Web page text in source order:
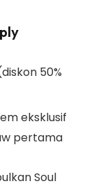
50%
eksklusif
pertama
Soul